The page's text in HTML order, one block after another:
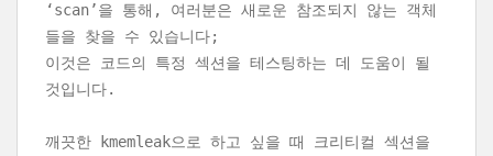
‘scan’을 통해, 여러분은 새로운 참조되지 않는 객체
들을 찾을 수 있습니다;
이것은 코드의 특정 섹션을 테스팅하는 데 도움이 될
것입니다.
깨끗한 kmemleak으로 하고 싶을 때 크리티컬 섹션을